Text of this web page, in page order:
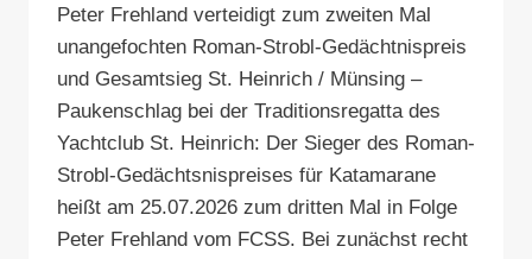
Peter Frehland verteidigt zum zweiten Mal
unangefochten Roman-Strobl-Gedächtnispreis
und Gesamtsieg St. Heinrich / Münsing –
Paukenschlag bei der Traditionsregatta des
Yachtclub St. Heinrich: Der Sieger des Roman-
Strobl-Gedächtsnispreises für Katamarane
heißt am 25.07.2026 zum dritten Mal in Folge
Peter Frehland vom FCSS. Bei zunächst recht